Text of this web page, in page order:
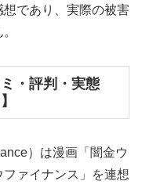
であり、実際の被害
・評判・実態
）は漫画「闇金ウ
ァイナンス」を連想